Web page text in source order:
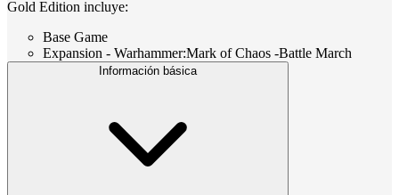
Gold Edition incluye:
Base Game
Expansion - Warhammer:Mark of Chaos -Battle March
Información básica